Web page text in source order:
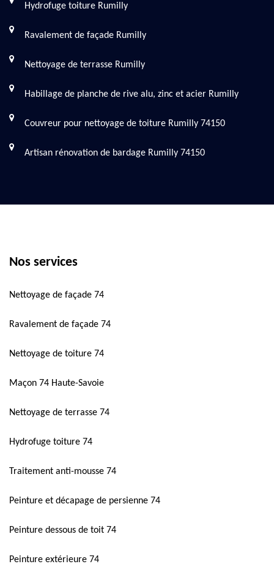
Hydrofuge toiture Rumilly
Ravalement de façade Rumilly
Nettoyage de terrasse Rumilly
Habillage de planche de rive alu, zinc et acier Rumilly
Couvreur pour nettoyage de toiture Rumilly 74150
Artisan rénovation de bardage Rumilly 74150
Nos services
Nettoyage de façade 74
Ravalement de façade 74
Nettoyage de toiture 74
Maçon 74 Haute-Savoie
Nettoyage de terrasse 74
Hydrofuge toiture 74
Traitement anti-mousse 74
Peinture et décapage de persienne 74
Peinture dessous de toit 74
Peinture extérieure 74